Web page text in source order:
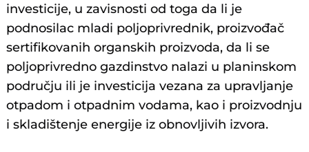
investicije, u zavisnosti od toga da li je
podnosilac mladi poljoprivrednik, proizvođač
sertifikovanih organskih proizvoda, da li se
poljoprivredno gazdinstvo nalazi u planinskom
području ili je investicija vezana za upravljanje
otpadom i otpadnim vodama, kao i proizvodnju
i skladištenje energije iz obnovljivih izvora.